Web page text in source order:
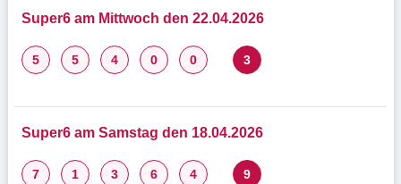
Super6 am Mittwoch den 22.04.2026
5 5 4 0 0 3
Super6 am Samstag den 18.04.2026
7 1 3 6 4 9